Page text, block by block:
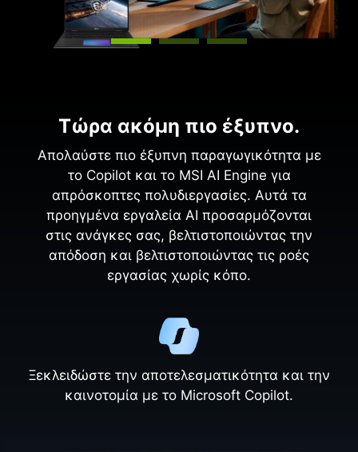
Τώρα ακόμη πιο έξυπνο.
Απολαύστε πιο έξυπνη παραγωγικότητα με
το Copilot και το MSI AI Engine για
απρόσκοπτες πολυδιεργασίες. Αυτά τα
προηγμένα εργαλεία AI προσαρμόζονται
στις ανάγκες σας, βελτιστοποιώντας την
απόδοση και βελτιστοποιώντας τις ροές
εργασίας χωρίς κόπο.
Ξεκλειδώστε την αποτελεσματικότητα και την
καινοτομία με το Microsoft Copilot.